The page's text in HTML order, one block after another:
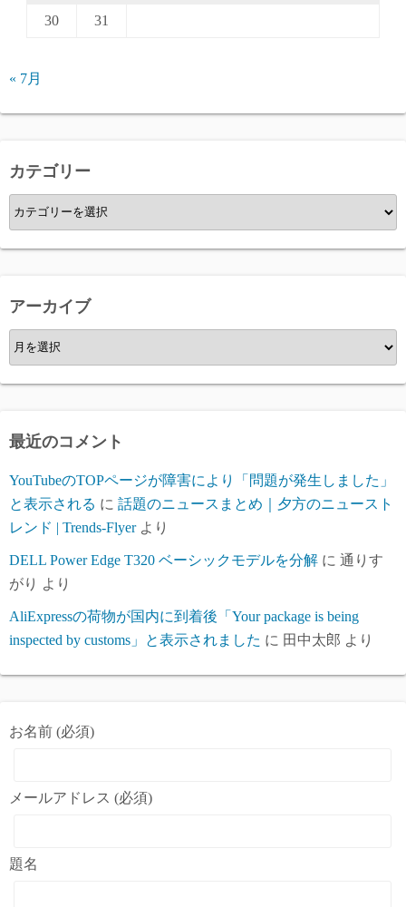
30 31
« 7月
カテゴリー
カ
テ
ゴ
ー
アーカイブ
ア
ー
カ
ブ
最近のコメント
YouTubeのTOPページが障害により「問題が発生しました」
と表示される に 話題のニュースまとめ｜夕方のニュースト
レンド | Trends-Flyerより
DELL Power Edge T320 ベーシックモデルを分解 に 通りす
がり より
AliExpressの荷物が国内に到着後「Your package is being
inspected by customs」と表示されました に 田中太郎 より
お名前 (必須)
メールアドレス (必須)
題名